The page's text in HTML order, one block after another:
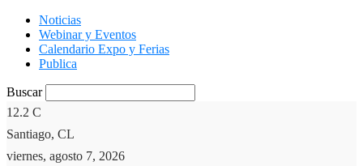
Noticias
Webinar y Eventos
Calendario Expo y Ferias
Publica
Buscar
12.2 C
Santiago, CL
viernes, agosto 7, 2026